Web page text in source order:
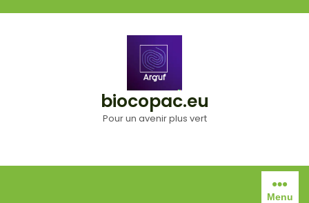
biocopac.eu
Pour un avenir plus vert
Menu